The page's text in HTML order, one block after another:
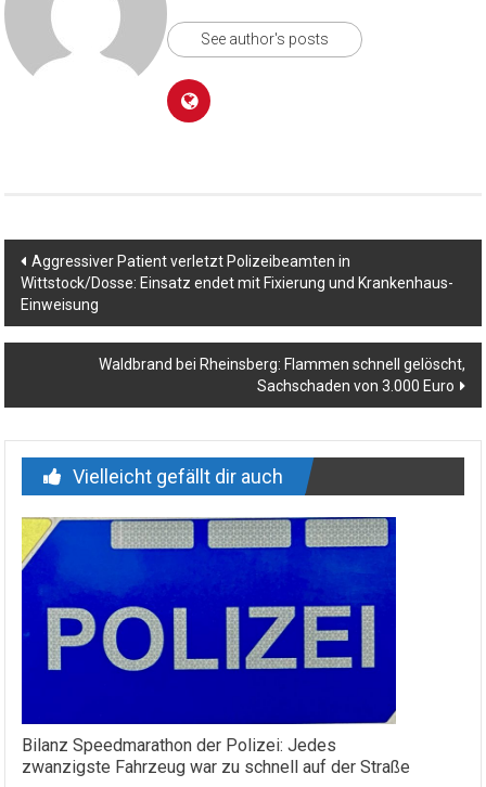
See author's posts
Beitragsnavigation
Aggressiver Patient verletzt Polizeibeamten in
Wittstock/Dosse: Einsatz endet mit Fixierung und Krankenhaus-
Einweisung
Waldbrand bei Rheinsberg: Flammen schnell gelöscht,
Sachschaden von 3.000 Euro
Vielleicht gefällt dir auch
Bilanz Speedmarathon der Polizei: Jedes
zwanzigste Fahrzeug war zu schnell auf der Straße